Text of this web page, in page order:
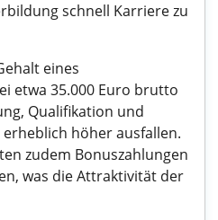
schnell Karriere zu
eines
etwa 35.000 Euro brutto
Qualifikation und
höher ausfallen.
zudem Bonuszahlungen
was die Attraktivität der